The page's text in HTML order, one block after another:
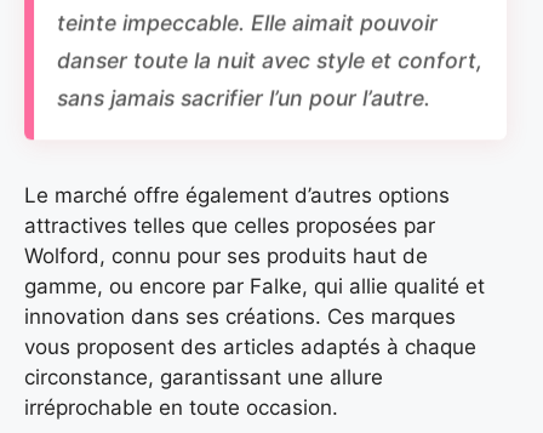
teinte impeccable. Elle aimait pouvoir
danser toute la nuit avec style et confort,
sans jamais sacrifier l’un pour l’autre.
Le marché offre également d’autres options
attractives telles que celles proposées par
Wolford, connu pour ses produits haut de
gamme, ou encore par Falke, qui allie qualité et
innovation dans ses créations. Ces marques
vous proposent des articles adaptés à chaque
circonstance, garantissant une allure
irréprochable en toute occasion.